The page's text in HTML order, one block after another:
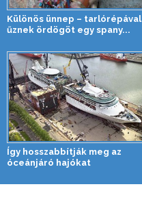
Különös ünnep – tarlórépával
űznek ördögöt egy spany...
Így hosszabbítják meg az
óceánjáró hajókat